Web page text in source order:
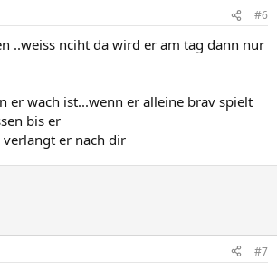
#6
..weiss nciht da wird er am tag dann nur
er wach ist...wenn er alleine brav spielt
bis er
er nach dir
#7